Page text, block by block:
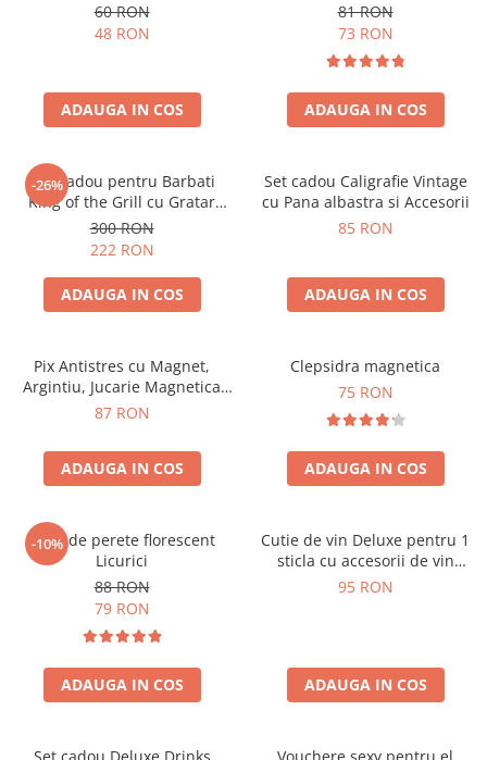
60 RON
48 RON
ADAUGA IN COS
81 RON
73 RON
ADAUGA IN COS
-26%
Set Cadou pentru Barbati
King of the Grill cu Gratar
Portabil, Sort si Accesorii BBQ
300 RON
222 RON
ADAUGA IN COS
Set cadou Caligrafie Vintage
cu Pana albastra si Accesorii
85 RON
ADAUGA IN COS
Pix Antistres cu Magnet,
Argintiu, Jucarie Magnetica
pentru Birou
87 RON
ADAUGA IN COS
Clepsidra magnetica
75 RON
ADAUGA IN COS
-10%
Ceas de perete florescent
Licurici
88 RON
79 RON
ADAUGA IN COS
Cutie de vin Deluxe pentru 1
sticla cu accesorii de vin
incluse interior oranj
95 RON
ADAUGA IN COS